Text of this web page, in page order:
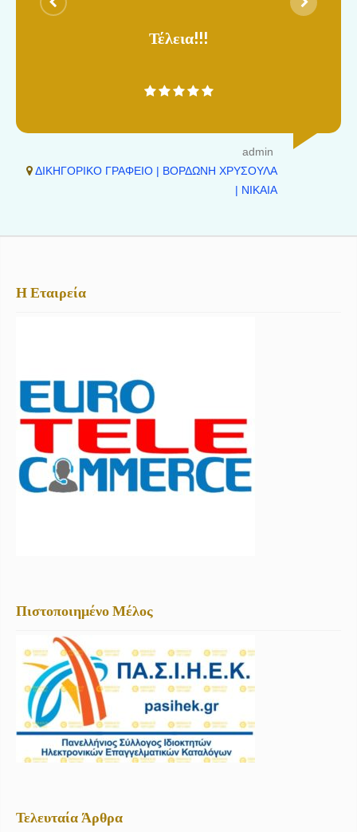
Τέλεια!!!
admin
ΔΙΚΗΓΟΡΙΚΟ ΓΡΑΦΕΙΟ | ΒΟΡΔΩΝΗ ΧΡΥΣΟΥΛΑ
| ΝΙΚΑΙΑ
Η Εταιρεία
Πιστοποιημένο Μέλος
Τελευταία Άρθρα